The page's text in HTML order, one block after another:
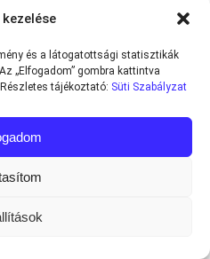
és a látogatottsági statisztikák
„Elfogadom” gombra kattintva
tájékoztató: Süti Szabályzat